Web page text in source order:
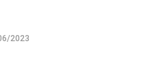
2023